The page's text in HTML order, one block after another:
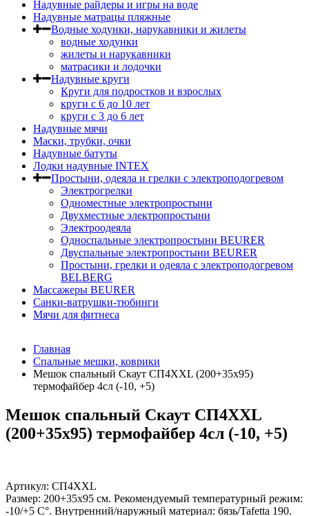
Надувные райдеры и игры на воде
Надувные матрацы пляжные
Водные ходунки, нарукавники и жилеты
водные ходунки
жилеты и нарукавники
матрасики и лодочки
Надувные круги
Круги для подростков и взрослых
круги с 6 до 10 лет
круги c 3 до 6 лет
Надувные мячи
Маски, трубки, очки
Надувные батуты
Лодки надувные INTEX
Простыни, одеяла и грелки с электроподогревом
Электрогрелки
Одноместные электропростыни
Двухместные электропростыни
Электроодеяла
Односпальные электропростыни BEURER
Двуспальные электропростыни BEURER
Простыни, грелки и одеяла с электроподогревом
BELBERG
Массажеры BEURER
Санки-ватрушки-тюбинги
Мячи для фитнеса
Главная
Спальные мешки, коврики
Мешок спальный Скаут CП4XXL (200+35x95)
термофайбер 4сл (-10, +5)
Мешок спальный Скаут CП4XXL
(200+35x95) термофайбер 4сл (-10, +5)
Артикул: CП4XXL
Размер: 200+35х95 см. Рекомендуемый температурный режим:
-10/+5 С°. Внутренний/наружный материал: бязь/Tafetta 190.